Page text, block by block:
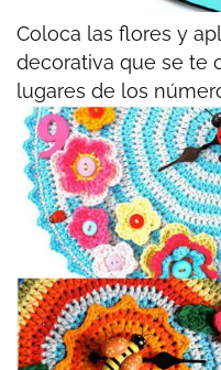
Coloca las flores y
decorativa que se te
lugares de los